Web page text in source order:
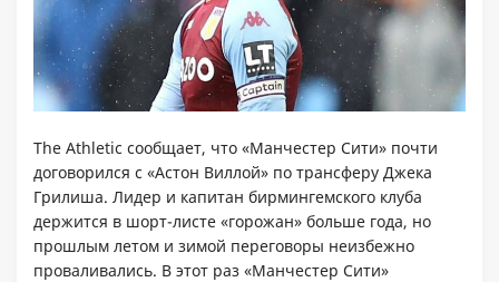
The Athletic сообщает, что «Манчестер Сити» почти
договорился с «Астон Виллой» по трансферу Джека
Грилиша. Лидер и капитан бирмингемского клуба
держится в шорт-листе «горожан» больше года, но
прошлым летом и зимой переговоры неизбежно
проваливались. В этот раз «Манчестер Сити»